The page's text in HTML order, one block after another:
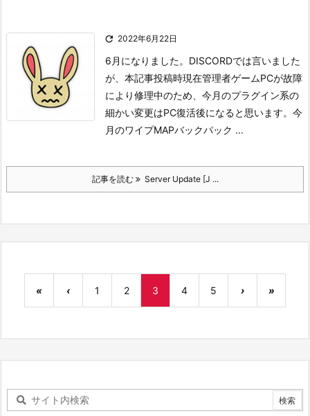
 2022年6月22日
6月になりました。 DISCORDでは言いました
が、本記事投稿時現在管理者ゲームPCが故障
により修理中のため、 今月のプラグイン系の
細かい変更はPC復活後になると思います。 今
月のワイプMAPバックパック ...
記事を読む Server Update [J ...
« ‹ 1 2 3 4 5 › »